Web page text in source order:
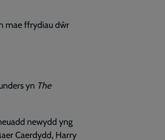
mae ffrydiau dŵr
yn The
newydd yng
Caerdydd, Harry